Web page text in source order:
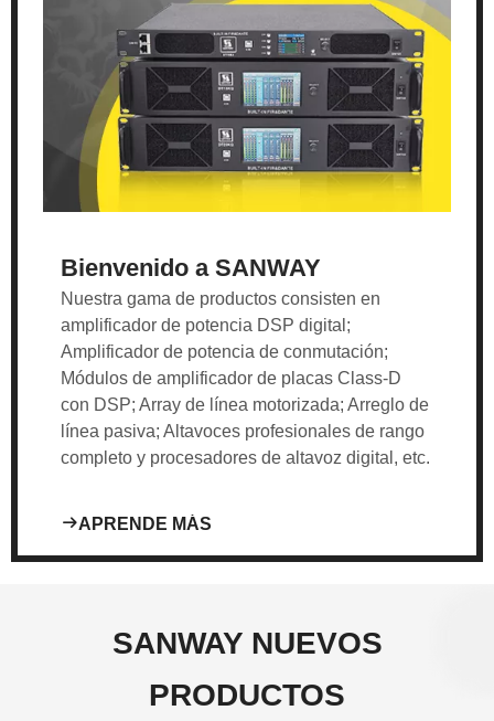
Bienvenido a SANWAY
Nuestra gama de productos consisten en
amplificador de potencia DSP digital;
Amplificador de potencia de conmutación;
Módulos de amplificador de placas Class-D
con DSP; Array de línea motorizada; Arreglo de
línea pasiva; Altavoces profesionales de rango
completo y procesadores de altavoz digital, etc.
APRENDE MÁS
SANWAY NUEVOS
PRODUCTOS